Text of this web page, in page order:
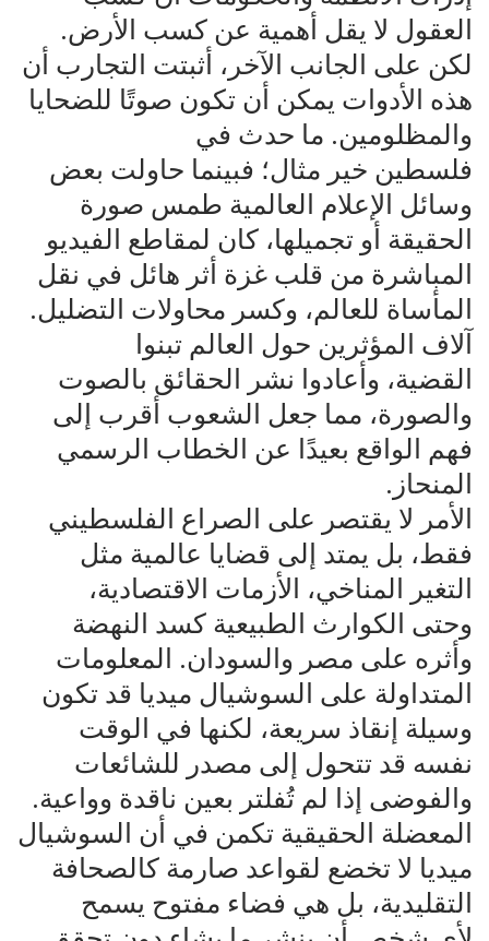
العقول لا يقل أهمية عن كسب الأرض.
‌لكن على الجانب الآخر، أثبتت التجارب أن
هذه الأدوات يمكن أن تكون صوتًا للضحايا
والمظلومين. ما حدث في
‌فلسطين خير مثال؛ فبينما حاولت بعض
وسائل الإعلام العالمية طمس صورة
الحقيقة أو تجميلها، كان لمقاطع الفيديو
‌المباشرة من قلب غزة أثر هائل في نقل
المأساة للعالم، وكسر محاولات التضليل.
آلاف المؤثرين حول العالم تبنوا
‌القضية، وأعادوا نشر الحقائق بالصوت
والصورة، مما جعل الشعوب أقرب إلى
فهم الواقع بعيدًا عن الخطاب الرسمي
‌المنحاز.
‌الأمر لا يقتصر على الصراع الفلسطيني
فقط، بل يمتد إلى قضايا عالمية مثل
التغير المناخي، الأزمات الاقتصادية،
‌وحتى الكوارث الطبيعية كسد النهضة
وأثره على مصر والسودان. المعلومات
المتداولة على السوشيال ميديا قد تكون
‌وسيلة إنقاذ سريعة، لكنها في الوقت
نفسه قد تتحول إلى مصدر للشائعات
والفوضى إذا لم تُفلتر بعين ناقدة وواعية.
‌المعضلة الحقيقية تكمن في أن السوشيال
ميديا لا تخضع لقواعد صارمة كالصحافة
التقليدية، بل هي فضاء مفتوح يسمح